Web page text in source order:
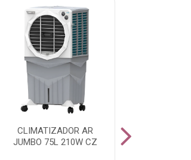
CLIMATIZADOR AR
JUMBO 75L 210W CZ